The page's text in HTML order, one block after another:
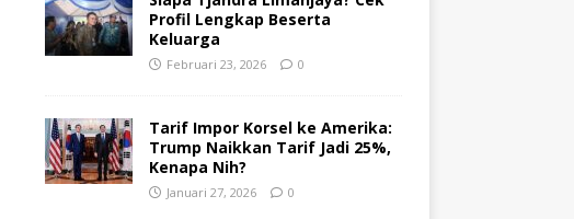
Profil Lengkap Beserta
Keluarga
Februari 23, 2026 0
Tarif Impor Korsel ke Amerika:
Trump Naikkan Tarif Jadi 25%,
Kenapa Nih?
Januari 27, 2026 0